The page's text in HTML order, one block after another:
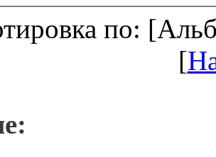
по:
[